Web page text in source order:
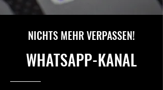
NICHTS MEHR VERPASSEN!
WHATSAPP-KANAL